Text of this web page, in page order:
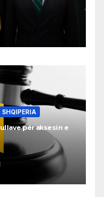
SHQIPERIA
për aksesin e